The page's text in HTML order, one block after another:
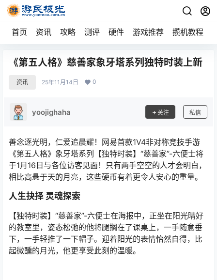
首页 资讯 攻略 测评 硬件 游戏推荐 攒机教程
《第五人格》慈善家象牙塔系列独特时装上新
资讯 25年11月14日 0
yoojighaha 关注 私信
善念逐光明，仁爱追晨耀！网易首款1V4非对称竞技手游
《第五人格》象牙塔系列【独特时装】“慈善家”-六便士将
于1月16日与各位访客见面！只有两手空空的人才会明白，
相比高悬于天的月亮，这些硬币有着更令人安心的重量。
人生抉择 灵魂探索
【独特时装】“慈善家”-六便士在海报中，正坐在阳光晴好
的教室里，姿态松弛的他将腿搁在了课桌上，一手随意垂
下，一手轻推了一下帽子。迎着阳光的表情怡然自得，比
起微醺的月光，他更享受此刻的温暖。